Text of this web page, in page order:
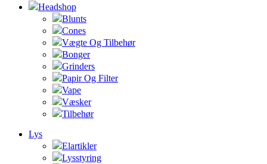
Headshop
Blunts
Cones
Vægte Og Tilbehør
Bonger
Grinders
Papir Og Filter
Vape
Væsker
Tilbehør
Lys
Elartikler
Lysstyring